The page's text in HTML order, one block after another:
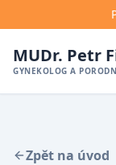
MUDr. Petr
GYNEKOLOG A
Zpět na úvod